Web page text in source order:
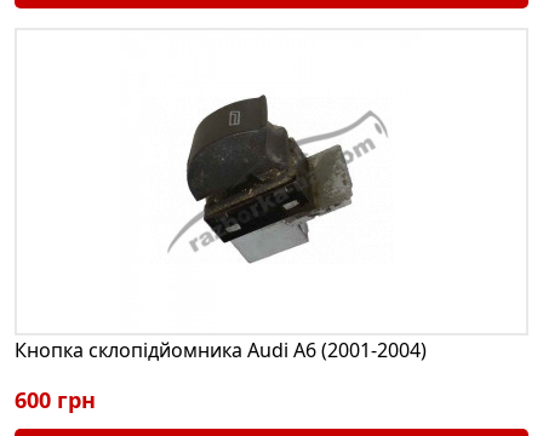
Кнопка склопідйомника Audi A6 (2001-2004)
600 грн